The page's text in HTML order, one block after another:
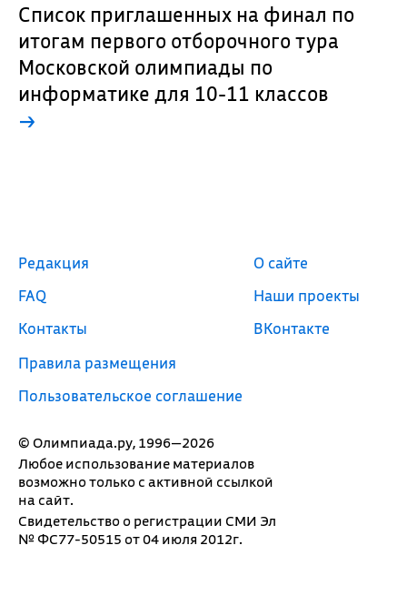
Список приглашенных на финал по
итогам первого отборочного тура
Московской олимпиады по
информатике для 10-11 классов
→
© Олимпиада.ру, 1996—2026
Любое использование материалов
возможно только с активной ссылкой
на сайт.
Свидетельство о регистрации СМИ Эл
№ ФС77-50515 от 04 июля 2012г.
Редакция
FAQ
Контакты
Правила размещения
Пользовательское соглашение
О сайте
Наши проекты
ВКонтакте